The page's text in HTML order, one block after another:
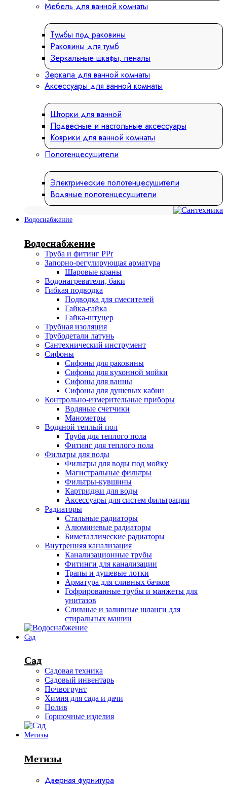
Мебель для ванной комнаты
Тумбы под раковины
Раковины для тумб
Зеркальные шкафы, пеналы
Зеркала для ванной комнаты
Аксессуары для ванной комнаты
Шторки для ванной
Подвесные и настольные аксессуары
Коврики для ванной комнаты
Полотенцесушители
Электрические полотенцесушители
Водяные полотенцесушители
Водоснабжение
Водоснабжение
Труба и фитинг PPr
Запорно-регулирующая арматура
Шаровые краны
Водонагреватели, баки
Гибкая подводка
Подводка для смесителей
Гайка-гайка
Гайка-штуцер
Трубная изоляция
Трубодетали латунь
Сантехнический инструмент
Сифоны
Сифоны для раковины
Сифоны для кухонной мойки
Сифоны для ванны
Сифоны для душевых кабин
Контрольно-измерительные приборы
Водяные счетчики
Манометры
Водяной теплый пол
Труба для теплого пола
Фитинг для теплого пола
Фильтры для воды
Фильтры для воды под мойку
Магистральные фильтры
Фильтры-кувшины
Картриджи для воды
Аксессуары для систем фильтрации
Радиаторы
Стальные радиаторы
Алюминевые радиаторы
Биметаллические радиаторы
Внутренняя канализация
Канализационные трубы
Фитинги для канализации
Трапы и душевые лотки
Арматура для сливных бачков
Гофрированные трубы и манжеты для
унитазов
Сливные и заливные шланги для
стиральных машин
Сад
Сад
Садовая техника
Садовый инвентарь
Почвогрунт
Химия для сада и дачи
Полив
Горшочные изделия
Метизы
Метизы
Дверная фурнитура